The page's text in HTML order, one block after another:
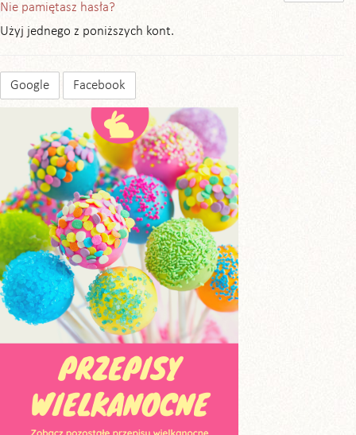
Nie pamiętasz hasła?
Użyj jednego z poniższych kont.
Google Facebook